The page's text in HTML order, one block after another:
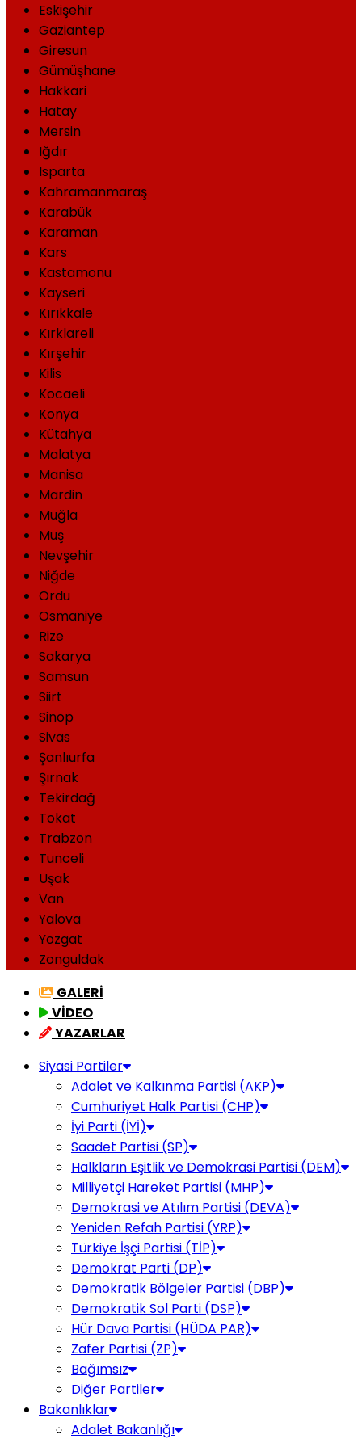
Eskişehir
Gaziantep
Giresun
Gümüşhane
Hakkari
Hatay
Mersin
Iğdır
Isparta
Kahramanmaraş
Karabük
Karaman
Kars
Kastamonu
Kayseri
Kırıkkale
Kırklareli
Kırşehir
Kilis
Kocaeli
Konya
Kütahya
Malatya
Manisa
Mardin
Muğla
Muş
Nevşehir
Niğde
Ordu
Osmaniye
Rize
Sakarya
Samsun
Siirt
Sinop
Sivas
Şanlıurfa
Şırnak
Tekirdağ
Tokat
Trabzon
Tunceli
Uşak
Van
Yalova
Yozgat
Zonguldak
GALERİ
VİDEO
YAZARLAR
Siyasi Partiler
Adalet ve Kalkınma Partisi (AKP)
Cumhuriyet Halk Partisi (CHP)
İyi Parti (İYİ)
Saadet Partisi (SP)
Halkların Eşitlik ve Demokrasi Partisi (DEM)
Milliyetçi Hareket Partisi (MHP)
Demokrasi ve Atılım Partisi (DEVA)
Yeniden Refah Partisi (YRP)
Türkiye İşçi Partisi (TİP)
Demokrat Parti (DP)
Demokratik Bölgeler Partisi (DBP)
Demokratik Sol Parti (DSP)
Hür Dava Partisi (HÜDA PAR)
Zafer Partisi (ZP)
Bağımsız
Diğer Partiler
Bakanlıklar
Adalet Bakanlığı